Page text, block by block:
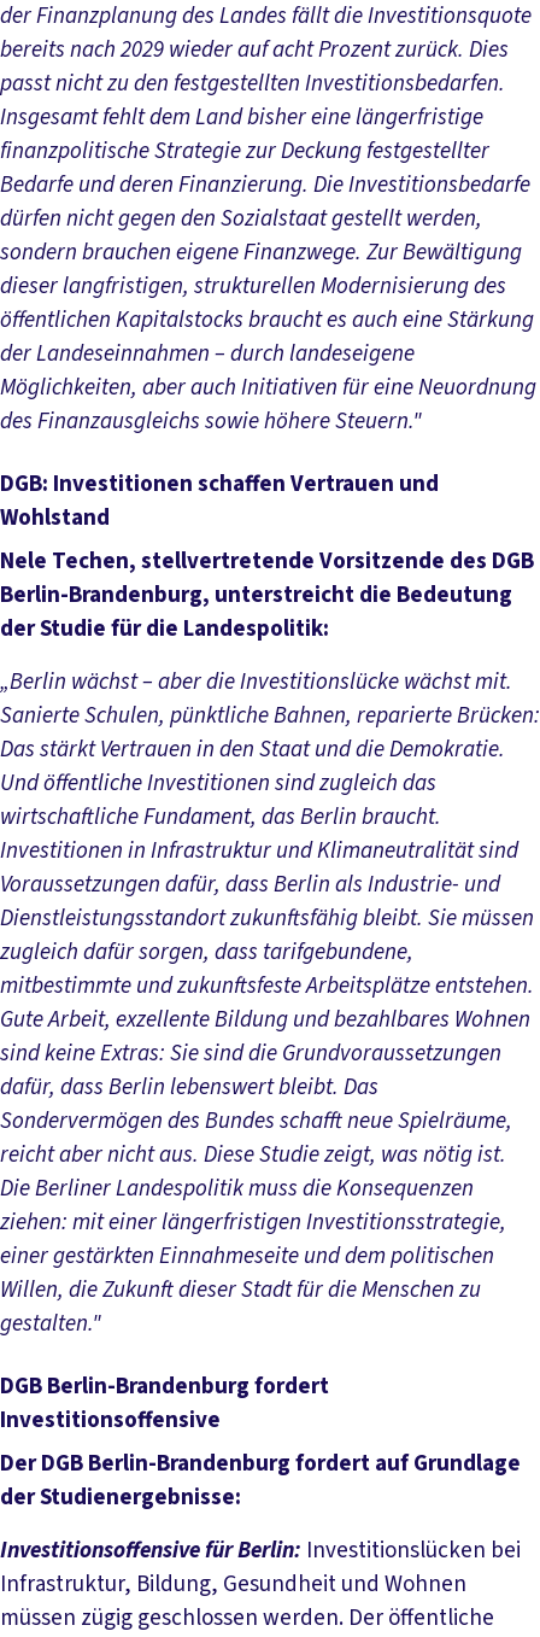
der Finanzplanung des Landes fällt die Investitionsquote
bereits nach 2029 wieder auf acht Prozent zurück. Dies
passt nicht zu den festgestellten Investitionsbedarfen.
Insgesamt fehlt dem Land bisher eine längerfristige
finanzpolitische Strategie zur Deckung festgestellter
Bedarfe und deren Finanzierung. Die Investitionsbedarfe
dürfen nicht gegen den Sozialstaat gestellt werden,
sondern brauchen eigene Finanzwege. Zur Bewältigung
dieser langfristigen, strukturellen Modernisierung des
öffentlichen Kapitalstocks braucht es auch eine Stärkung
der Landeseinnahmen – durch landeseigene
Möglichkeiten, aber auch Initiativen für eine Neuordnung
des Finanzausgleichs sowie höhere Steuern."
DGB: Investitionen schaffen Vertrauen und
Wohlstand
Nele Techen, stellvertretende Vorsitzende des DGB
Berlin-Brandenburg, unterstreicht die Bedeutung
der Studie für die Landespolitik:
„Berlin wächst – aber die Investitionslücke wächst mit.
Sanierte Schulen, pünktliche Bahnen, reparierte Brücken:
Das stärkt Vertrauen in den Staat und die Demokratie.
Und öffentliche Investitionen sind zugleich das
wirtschaftliche Fundament, das Berlin braucht.
Investitionen in Infrastruktur und Klimaneutralität sind
Voraussetzungen dafür, dass Berlin als Industrie- und
Dienstleistungsstandort zukunftsfähig bleibt. Sie müssen
zugleich dafür sorgen, dass tarifgebundene,
mitbestimmte und zukunftsfeste Arbeitsplätze entstehen.
Gute Arbeit, exzellente Bildung und bezahlbares Wohnen
sind keine Extras: Sie sind die Grundvoraussetzungen
dafür, dass Berlin lebenswert bleibt. Das
Sondervermögen des Bundes schafft neue Spielräume,
reicht aber nicht aus. Diese Studie zeigt, was nötig ist.
Die Berliner Landespolitik muss die Konsequenzen
ziehen: mit einer längerfristigen Investitionsstrategie,
einer gestärkten Einnahmeseite und dem politischen
Willen, die Zukunft dieser Stadt für die Menschen zu
gestalten."
DGB Berlin-Brandenburg fordert
Investitionsoffensive
Der DGB Berlin-Brandenburg fordert auf Grundlage
der Studienergebnisse:
Investitionsoffensive für Berlin: Investitionslücken bei
Infrastruktur, Bildung, Gesundheit und Wohnen
müssen zügig geschlossen werden. Der öffentliche